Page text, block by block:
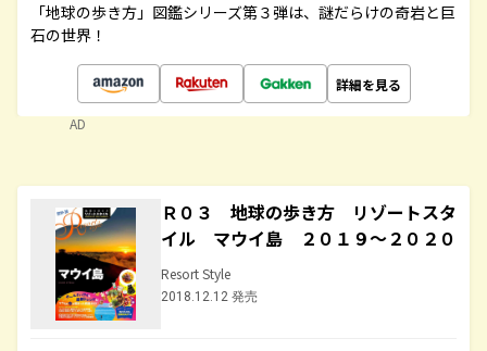
「地球の歩き方」図鑑シリーズ第３弾は、謎だらけの奇岩と巨
石の世界！
詳細を見る
AD
Ｒ０３ 地球の歩き方 リゾートスタ
イル マウイ島 ２０１９～２０２０
Resort Style
2018.12.12 発売